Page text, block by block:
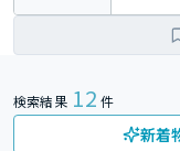
検索結果 12 件
新着